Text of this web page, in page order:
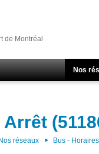
de Montréal
Nos
Arrêt
Nos réseaux Bus - Horaires